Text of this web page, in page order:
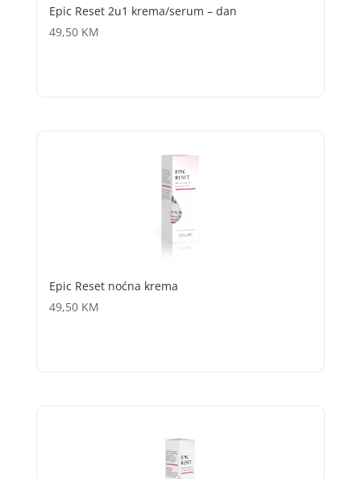
Epic Reset 2u1 krema/serum – dan
49,50 KM
Epic Reset noćna krema
49,50 KM